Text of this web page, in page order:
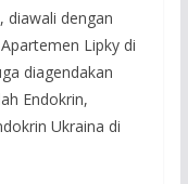
diawali dengan
Lipky di
diagendakan
Endokrin,
Ukraina di